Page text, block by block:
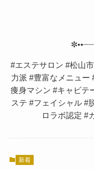
#エステサロン #松山
力派 #豊富なメニュー
痩身マシン #キャビテ
ステ #フェイシャル #
ロラボ認定 #
新着